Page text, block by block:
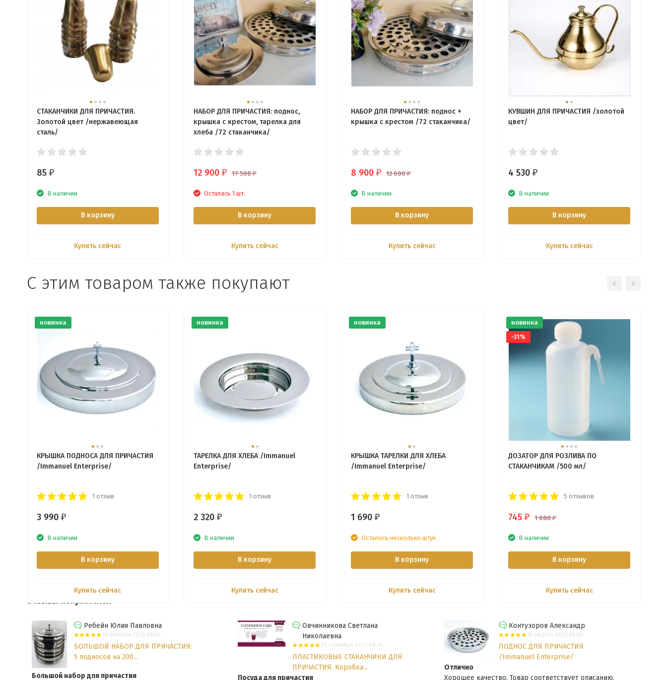
СТАКАНЧИКИ ДЛЯ ПРИЧАСТИЯ.
Золотой цвет /нержавеющая
сталь/
85 ₽
В наличии
В корзину
Купить сейчас
НАБОР ДЛЯ ПРИЧАСТИЯ: поднос,
крышка с крестом, тарелка для
хлеба /72 стаканчика/
12 900₽ 17 500₽
Осталась 1 шт.
В корзину
Купить сейчас
НАБОР ДЛЯ ПРИЧАСТИЯ: поднос +
крышка с крестом /72 стаканчика/
8 900 ₽ 12 600₽
В наличии
В корзину
Купить сейчас
КУВШИН ДЛЯ ПРИЧАСТИЯ /золотой
цвет/
4 530 ₽
В наличии
В корзину
Купить сейчас
С этим товаром также покупают
новинка
КРЫШКА ПОДНОСА ДЛЯ ПРИЧАСТИЯ
/Immanuel Enterprise/
1 отзыв
3 990 ₽
В наличии
В корзину
Купить сейчас
новинка
ТАРЕЛКА ДЛЯ ХЛЕБА /Immanuel
Enterprise/
1 отзыв
2 320₽
В наличии
В корзину
Купить сейчас
новинка
КРЫШКА ТАРЕЛКИ ДЛЯ ХЛЕБА
/Immanuel Enterprise/
1 отзыв
1 690 ₽
Осталось несколько штук
В корзину
Купить сейчас
новинка
-31%
ДОЗАТОР ДЛЯ РОЗЛИВА ПО
СТАКАНЧИКАМ /500 мл/
5 отзывов
745 ₽ 1 080₽
В наличии
В корзину
Купить сейчас
Отзывы покупателей
Ребейн Юлия Павловна
16 октября 2023 08:26
БОЛЬШОЙ НАБОР ДЛЯ ПРИЧАСТИЯ:
5 подносов на 200...
Большой набор для причастия
Овчинникова Светлана
Николаевна
30 сентября 2023 08:44
ПЛАСТИКОВЫЕ СТАКАНЧИКИ ДЛЯ
ПРИЧАСТИЯ. Коробка...
Посуда для причастия
Контузоров Александр
16 августа 2023 05:00
ПОДНОС ДЛЯ ПРИЧАСТИЯ
/Immanuel Enterprise/
Отлично
Хорошее качество. Товар соответствует описанию.